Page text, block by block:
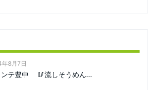
8月7日
ンテ豊中 🥢流しそうめん...